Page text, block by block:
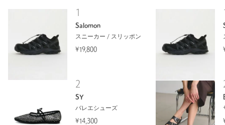
Salomon
スニーカー / スリッポン
¥19,800
2
SY
バレエシューズ
¥14,300